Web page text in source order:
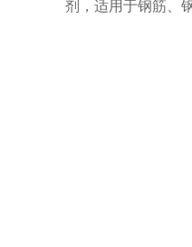
剂，适用于钢筋、